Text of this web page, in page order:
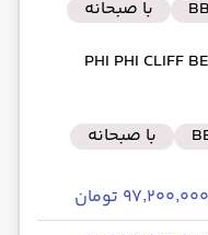
BB
با صبحانه
با صبحانه
۹۷٬۲۰۰٬۰۰۰ تومان